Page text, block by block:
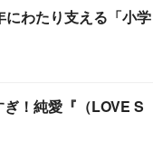
にわたり支える「小学
！純愛『（LOVE S